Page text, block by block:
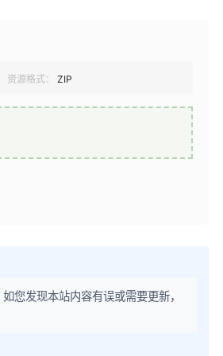
资源格式： ZIP
您发现本站内容有误或需要更新，